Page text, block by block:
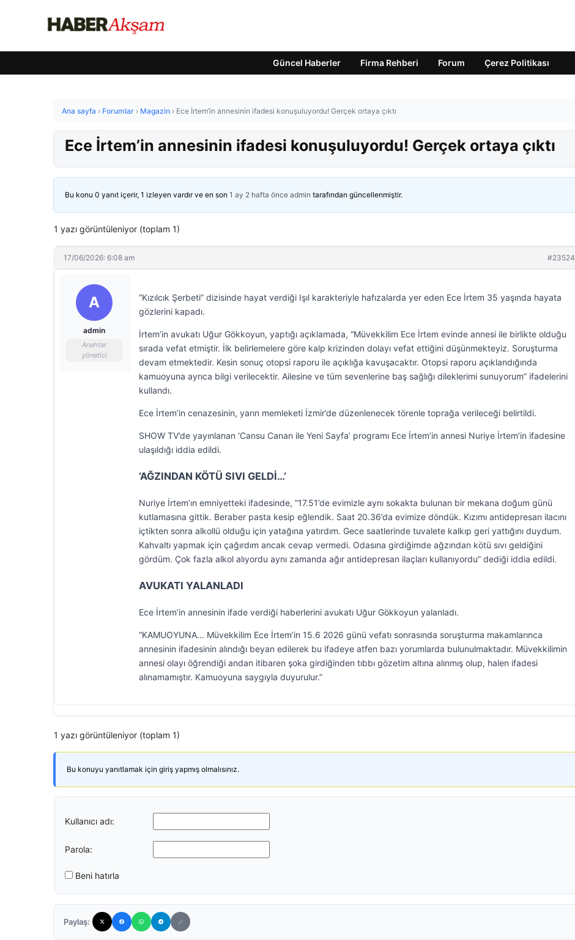
Güncel Haberler Firma Rehberi Forum Çerez Politikası
Ana sayfa › Forumlar › Magazin › Ece İrtem’in annesinin ifadesi konuşuluyordu! Gerçek ortaya çıktı
Ece İrtem’in annesinin ifadesi konuşuluyordu! Gerçek ortaya çıktı
Bu konu 0 yanıt içerir, 1 izleyen vardır ve en son 1 ay 2 hafta önce admin tarafından güncellenmiştir.
1 yazı görüntüleniyor (toplam 1)
17/06/2026: 6:08 am #23524
A
admin
Anahtar
yönetici
“Kızılcık Şerbeti” dizisinde hayat verdiği Işıl karakteriyle hafızalarda yer eden Ece İrtem 35 yaşında hayata
gözlerini kapadı.
İrtem’in avukatı Uğur Gökkoyun, yaptığı açıklamada, “Müvekkilim Ece İrtem evinde annesi ile birlikte olduğu
sırada vefat etmiştir. İlk belirlemelere göre kalp krizinden dolayı vefat ettiğini düşünmekteyiz. Soruşturma
devam etmektedir. Kesin sonuç otopsi raporu ile açıklığa kavuşacaktır. Otopsi raporu açıklandığında
kamuoyuna ayrıca bilgi verilecektir. Ailesine ve tüm sevenlerine baş sağlığı dileklerimi sunuyorum” ifadelerini
kullandı.
Ece İrtem’in cenazesinin, yarın memleketi İzmir’de düzenlenecek törenle toprağa verileceği belirtildi.
SHOW TV’de yayınlanan ‘Cansu Canan ile Yeni Sayfa’ programı Ece İrtem’in annesi Nuriye İrtem’in ifadesine
ulaşıldığı iddia edildi.
‘AĞZINDAN KÖTÜ SIVI GELDİ…’
Nuriye İrtem’ın emniyetteki ifadesinde, “17.51’de evimizle aynı sokakta bulunan bir mekana doğum günü
kutlamasına gittik. Beraber pasta kesip eğlendik. Saat 20.36’da evimize döndük. Kızımı antidepresan ilacını
içtikten sonra alkollü olduğu için yatağına yatırdım. Gece saatlerinde tuvalete kalkıp geri yattığını duydum.
Kahvaltı yapmak için çağırdım ancak cevap vermedi. Odasına girdiğimde ağzından kötü sıvı geldiğini
gördüm. Çok fazla alkol alıyordu aynı zamanda ağır antidepresan ilaçları kullanıyordu” dediği iddia edildi.
AVUKATI YALANLADI
Ece İrtem’in annesinin ifade verdiği haberlerini avukatı Uğur Gökkoyun yalanladı.
“KAMUOYUNA… Müvekkilim Ece İrtem’in 15.6 2026 günü vefatı sonrasında soruşturma makamlarınca
annesinin ifadesinin alındığı beyan edilerek bu ifadeye atfen bazı yorumlarda bulunulmaktadır. Müvekkilimin
annesi olayı öğrendiği andan itibaren şoka girdiğinden tıbbı gözetim altına alınmış olup, halen ifadesi
alınamamıştır. Kamuoyuna saygıyla duyurulur.”
1 yazı görüntüleniyor (toplam 1)
Bu konuyu yanıtlamak için giriş yapmış olmalısınız.
Kullanıcı adı:
Parola:
Beni hatırla
Paylaş: